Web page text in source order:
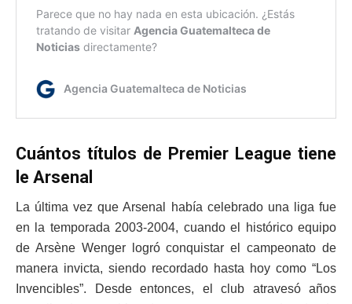
Cuántos títulos de Premier League tiene
le Arsenal
La última vez que Arsenal había celebrado una liga fue
en la temporada 2003-2004, cuando el histórico equipo
de Arsène Wenger logró conquistar el campeonato de
manera invicta, siendo recordado hasta hoy como “Los
Invencibles”. Desde entonces, el club atravesó años